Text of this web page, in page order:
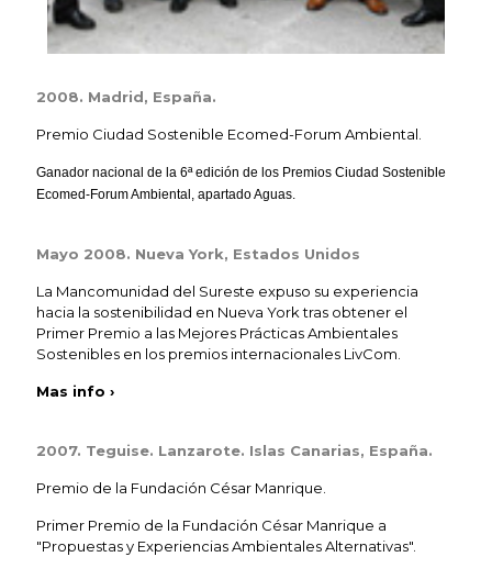
2008. Madrid, España.
Premio Ciudad Sostenible Ecomed-Forum Ambiental.
Ganador nacional de la 6ª edición de los Premios Ciudad Sostenible
Ecomed-Forum Ambiental, apartado Aguas.
Mayo 2008. Nueva York, Estados Unidos
La Mancomunidad del Sureste expuso su experiencia
hacia la sostenibilidad en Nueva York tras obtener el
Primer Premio a las Mejores Prácticas Ambientales
Sostenibles en los premios internacionales LivCom.
Mas info ›
2007. Teguise. Lanzarote. Islas Canarias, España.
Premio de la Fundación César Manrique.
Primer Premio de la Fundación César Manrique a
"Propuestas y Experiencias Ambientales Alternativas".